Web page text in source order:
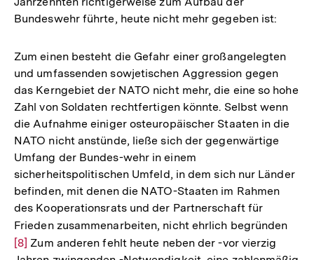
Bundeswehr führte, heute nicht mehr gegeben ist:
Zum einen besteht die Gefahr einer großangelegten
und umfassenden sowjetischen Aggression gegen
das Kerngebiet der NATO nicht mehr, die eine so hohe
Zahl von Soldaten rechtfertigen könnte. Selbst wenn
die Aufnahme einiger osteuropäischer Staaten in die
NATO nicht anstünde, ließe sich der gegenwärtige
Umfang der Bundes-wehr in einem
sicherheitspolitischen Umfeld, in dem sich nur Länder
befinden, mit denen die NATO-Staaten im Rahmen
des Kooperationsrats und der Partnerschaft für
Frieden zusammenarbeiten, nicht ehrlich begründen
[8] Zum anderen fehlt heute neben der -vor vierzig